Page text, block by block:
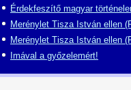
Érdekfeszítő magyar
Merénylet Tisza István ellen
Merénylet Tisza István ellen
Imával a győzelemért!